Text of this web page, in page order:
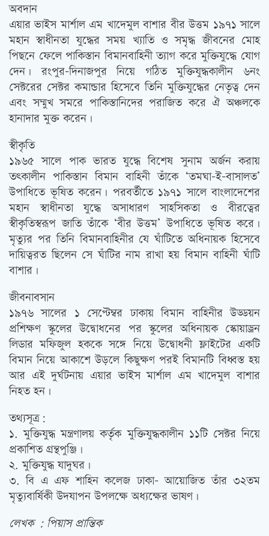
অবদান
এয়ার ভাইস মার্শাল এম খাদেমুল বাশার বীর উত্তম ১৯৭১ সালে
মহান স্বাধীনতা যুদ্ধের সময় খ্যাতি ও সমৃদ্ধ জীবনের মোহ
পিছনে ফেলে পাকিস্তান বিমানবাহিনী ত্যাগ করে মুক্তিযুদ্ধে যোগ
দেন। রংপুর-দিনাজপুর নিয়ে গঠিত মুক্তিযুদ্ধকালীন ৬নং
সেক্টরের সেক্টর কমান্ডার হিসেবে তিনি মুক্তিযুদ্ধের নেতৃত্ব দেন
এবং সম্মুখ সমরে পাকিস্তানিদের পরাজিত করে ঐ অঞ্চলকে
হানাদার মুক্ত করেন।
স্বীকৃতি
১৯৬৫ সালে পাক ভারত যুদ্ধে বিশেষ সুনাম অর্জন করায়
তত্‍কালীন পাকিস্তান বিমান বাহিনী তাঁকে ‘তমঘা-ই-বাসালত’
উপাধিতে ভূষিত করেন। পরবর্তীতে ১৯৭১ সালে বাংলাদেশের
মহান স্বাধীনতা যুদ্ধে অসাধারণ সাহসিকতা ও বীরত্বের
স্বীকৃতিস্বরূপ জাতি তাঁকে ‘বীর উত্তম’ উপাধিতে ভূষিত করে।
মৃত্যুর পর তিনি বিমানবাহিনীর যে ঘাঁটিতে অধিনায়ক হিসেবে
দায়িত্বরত ছিলেন সে ঘাঁটির নাম রাখা হয় বিমান বাহিনী ঘাঁটি
বাশার।
জীবনাবসান
১৯৭৬ সালের ১ সেপ্টেম্বর ঢাকায় বিমান বাহিনীর উড্ডয়ন
প্রশিক্ষণ স্কুলের উদ্বোধনের পর স্কুলের অধিনায়ক স্কোয়াড্রন
লিডার মফিজুল হককে সঙ্গে নিয়ে উদ্বোধনী ফ্লাইটের একটি
বিমান নিয়ে আকাশে উড়লে কিছুক্ষণ পরই বিমানটি বিধ্বস্ত হয়
আর এই দুর্ঘটনায় এয়ার ভাইস মার্শাল এম খাদেমুল বাশার
নিহত হন।
তথ্যসূত্র:
১. মুক্তিযুদ্ধ মন্ত্রণালয় কর্তৃক মুক্তিযুদ্ধকালীন ১১টি সেক্টর নিয়ে
প্রকাশিত গ্রন্থপুঞ্জি।
২. মুক্তিযুদ্ধ যাদুঘর।
৩. বি এ এফ শাহিন কলেজ ঢাকা- আয়োজিত তাঁর ৩২তম
মৃত্যুবার্ষিকী উদযাপন উপলক্ষে অধ্যক্ষের ভাষণ।
লেখক : পিয়াস প্রান্তিক